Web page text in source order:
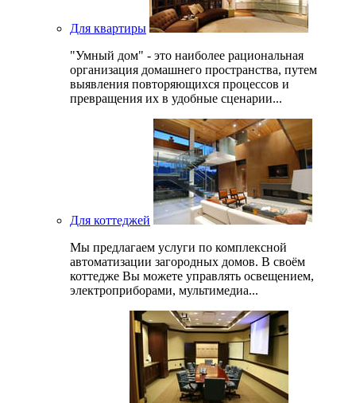
Для квартиры
"Умный дом" - это наиболее рациональная
организация домашнего пространства, путем
выявления повторяющихся процессов и
превращения их в удобные сценарии...
Для коттеджей
Мы предлагаем услуги по комплексной
автоматизации загородных домов. В своём
коттедже Вы можете управлять освещением,
электроприборами, мультимедиа...